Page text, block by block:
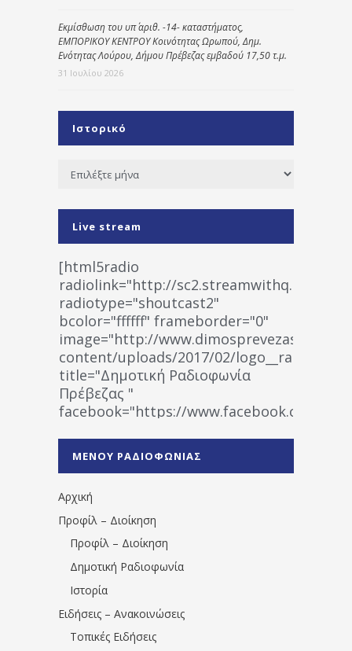
Εκμίσθωση του υπ΄ αριθ. -14- καταστήματος,
ΕΜΠΟΡΙΚΟΥ ΚΕΝΤΡΟΥ Κοινότητας Ωρωπού, Δημ.
Ενότητας Λούρου, Δήμου Πρέβεζας εμβαδού 17,50 τ.μ.
31 Ιουλίου 2026
Ιστορικό
Ιστορικό
Live stream
[html5radio
radiolink="http://
radiotype="shoutcast2"
bcolor="ffffff" frameborder="0"
image="http://www.dimosprevezas.gr/wp-
content/uploads/2017/02/
title="Δημοτική Ραδιοφωνία
Πρέβεζας "
facebook="https://www.facebook.com/
1531194763766854/" artist="" ]
ΜΕΝΟΥ ΡΑΔΙΟΦΩΝΙΑΣ
Αρχική
Προφίλ – Διοίκηση
Προφίλ – Διοίκηση
Δημοτική Ραδιοφωνία
Ιστορία
Ειδήσεις – Ανακοινώσεις
Τοπικές Ειδήσεις